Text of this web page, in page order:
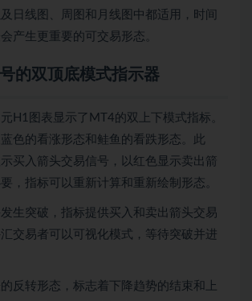
日线图、周图和月线图中都适用，时间
产生更重要的可交易形态。
的双顶底模式指示器
元H1图表显示了MT4的双上下模式指标。
色的看涨形态和鲑鱼的看跌形态。此
买入箭头交易信号，以红色显示卖出箭
，指标可以重新计算和重新绘制形态。
生突破，指标提供买入和卖出箭头交易
交易者可以可视化模式，等待突破并进
反转形态，标志着下降趋势的结束和上